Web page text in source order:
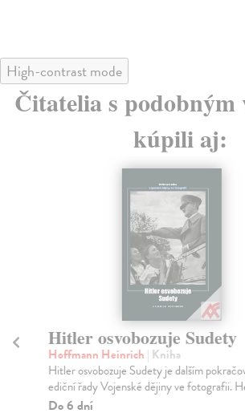
High-contrast mode
Čitatelia s podobným
kúpili aj:
Hitler osvobozuje Sudety
Hoffmann Heinrich | Kniha
Hitler osvobozuje Sudety je dalším
ediční řady Vojenské dějiny ve fotografii.
Do 6 dní